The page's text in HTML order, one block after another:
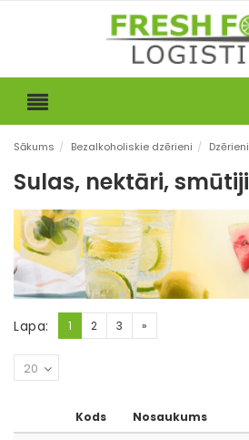
Sākums / Bezalkoholiskie dzērieni / Dzērieni
Sulas, nektāri, smūtiji
Lapa: 1 2 3 »
20
Kods Nosaukums